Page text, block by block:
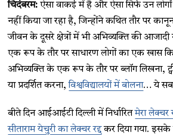
चिदंबरम: ऐसा वाकई में है और ऐसा सिर्फ उन
नहीं किया जा रहा है, जिन्होंने कथित तौर पर
जीवन के दूसरे क्षेत्रों में भी अभिव्यक्ति की
एक रूप के तौर पर साधारण लोगों का एक खास
अभिव्यक्ति के एक रूप के तौर पर ब्लॉग लिखना,
या प्रदर्शित करना,विश्वविद्यालयों में बोलना… ये सब
बीते दिन आईआईटी दिल्ली में निर्धारितमेरा लेक्चर
सीताराम येचुरी का लेक्चर रद्दकर दिया गया.